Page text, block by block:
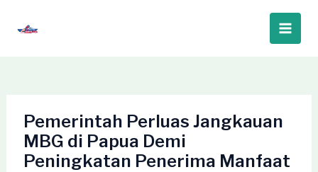
Main
Pemerintah Perluas Jangkauan
MBG di Papua Demi
Peningkatan Penerima Manfaat